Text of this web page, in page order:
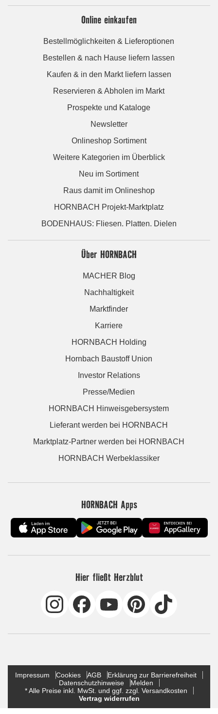
Online einkaufen
Bestellmöglichkeiten & Lieferoptionen
Bestellen & nach Hause liefern lassen
Kaufen & in den Markt liefern lassen
Reservieren & Abholen im Markt
Prospekte und Kataloge
Newsletter
Onlineshop Sortiment
Weitere Kategorien im Überblick
Neu im Sortiment
Raus damit im Onlineshop
HORNBACH Projekt-Marktplatz
BODENHAUS: Fliesen. Platten. Dielen
Über HORNBACH
MACHER Blog
Nachhaltigkeit
Marktfinder
Karriere
HORNBACH Holding
Hornbach Baustoff Union
Investor Relations
Presse/Medien
HORNBACH Hinweisgebersystem
Lieferant werden bei HORNBACH
Marktplatz-Partner werden bei HORNBACH
HORNBACH Werbeklassiker
HORNBACH Apps
Hier fließt Herzblut
Impressum Cookies AGB
Erklärung zur Barrierefreiheit
Datenschutzhinweise
Melden
* Alle Preise inkl. MwSt. und ggf. zzgl. Versandkosten
Vertrag widerrufen